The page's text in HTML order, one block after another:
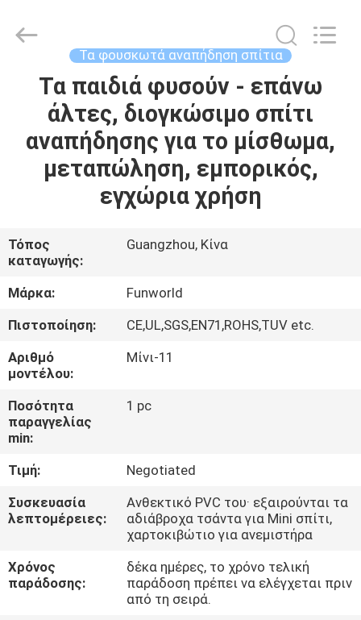
ΣΠΊΤΙ
ΠΡΟΪΌΝΤΑ
ΒΊΝΤΕΟ
ΠΕΡΊΠΟΥ
ΕΜΕΊΣ
ΓΎΡΟΣ
ΕΡΓΟΣΤΑΣΊΩΝ
ΠΟΙΟΤΙΚΌΣ
ΈΛΕΓΧΟΣ
COMPANY
NEWS
SITEMAP
Inflatables
Limited.
Τα φουσκωτά αναπήδηση σπίτια
Τα παιδιά φυσούν - επάνω
άλτες, διογκώσιμο σπίτι
αναπήδησης για το μίσθωμα,
μεταπώληση, εμπορικός,
εγχώρια χρήση
Τόπος
καταγωγής:
Guangzhou, Κίνα
Μάρκα:
Funworld
Πιστοποίηση:
CE,UL,SGS,EN71,ROHS,TUV etc.
Αριθμό
μοντέλου:
Μίνι-11
Ποσότητα
παραγγελίας
min:
1 pc
Τιμή:
Negotiated
Συσκευασία
λεπτομέρειες:
Ανθεκτικό PVC του· εξαιρούνται τα
αδιάβροχα τσάντα για Mini σπίτι,
χαρτοκιβώτιο για ανεμιστήρα
Χρόνος
παράδοσης:
δέκα ημέρες, το χρόνο τελική
παράδοση πρέπει να ελέγχεται πριν
από τη σειρά.